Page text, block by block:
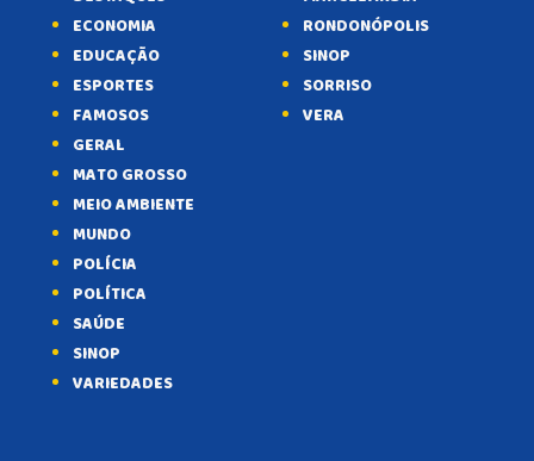
ECONOMIA
EDUCAÇÃO
ESPORTES
FAMOSOS
GERAL
MATO GROSSO
MEIO AMBIENTE
MUNDO
POLÍCIA
POLÍTICA
SAÚDE
SINOP
VARIEDADES
RONDONÓPOLIS
SINOP
SORRISO
VERA